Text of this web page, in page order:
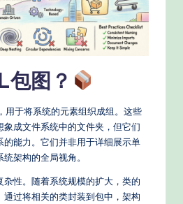
包图？
用于将系统的元素组织成组。这些
象成文件系统中的文件夹，但它们
的能力。它们并非用于详细展示单
架构的全局视角。
性。随着系统规模的扩大，类的
过将相关的类封装到包中，架构